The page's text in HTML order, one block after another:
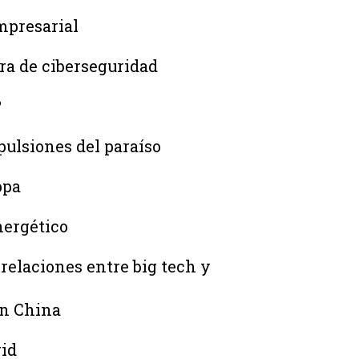
de ciberseguridad
del paraíso
entre big tech y
China